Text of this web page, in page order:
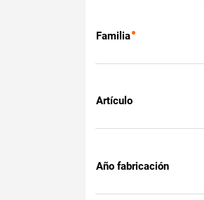
Familia
Artículo
Año fabricación